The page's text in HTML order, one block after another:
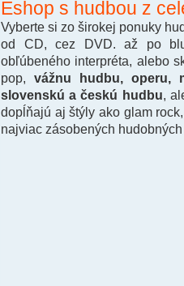
Eshop s hudbou z
Vyberte si zo širokej ponuky
od CD, cez DVD. až po
obľúbeného interpréta, alebo
pop, vážnu hudbu, operu,
slovenskú a českú hudbu ,
dopĺňajú aj štýly ako glam
najviac zásobených